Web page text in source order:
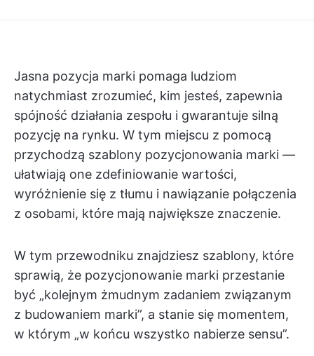
Jasna pozycja marki pomaga ludziom
natychmiast zrozumieć, kim jesteś, zapewnia
spójność działania zespołu i gwarantuje silną
pozycję na rynku. W tym miejscu z pomocą
przychodzą szablony pozycjonowania marki —
ułatwiają one zdefiniowanie wartości,
wyróżnienie się z tłumu i nawiązanie połączenia
z osobami, które mają największe znaczenie.
W tym przewodniku znajdziesz szablony, które
sprawią, że pozycjonowanie marki przestanie
być „kolejnym żmudnym zadaniem związanym
z budowaniem marki”, a stanie się momentem,
w którym „w końcu wszystko nabierze sensu”.